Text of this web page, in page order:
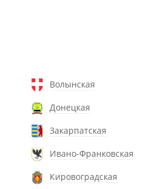
Волынская
Донецкая
Закарпатская
Ивано-Франковская
Кировоградская